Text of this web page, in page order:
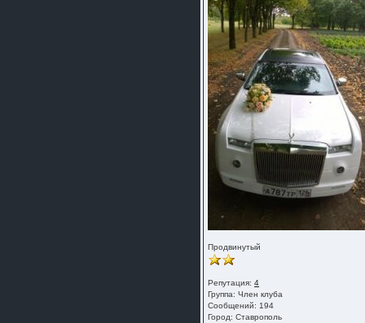
Продвинутый
Репутация:4
Группа:Член клуба
Сообщений: 194
Город: Ставрополь